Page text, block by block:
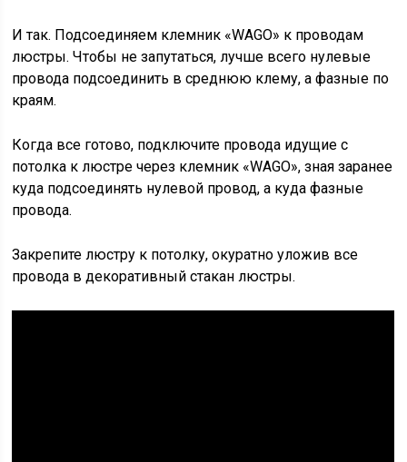
И так. Подсоединяем клемник «WAGO» к проводам
люстры. Чтобы не запутаться, лучше всего нулевые
провода подсоединить в среднюю клему, а фазные по
краям.
Когда все готово, подключите провода идущие с
потолка к люстре через клемник «WAGO», зная заранее
куда подсоединять нулевой провод, а куда фазные
провода.
Закрепите люстру к потолку, окуратно уложив все
провода в декоративный стакан люстры.